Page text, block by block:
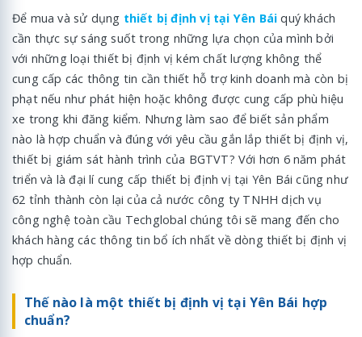
Để mua và sử dụng thiết bị định vị tại Yên Bái quý khách
cần thực sự sáng suốt trong những lựa chọn của mình bởi
với những loại thiết bị định vị kém chất lượng không thể
cung cấp các thông tin cần thiết hỗ trợ kinh doanh mà còn bị
phạt nếu như phát hiện hoặc không được cung cấp phù hiệu
xe trong khi đăng kiểm. Nhưng làm sao để biết sản phẩm
nào là hợp chuẩn và đúng với yêu cầu gắn lắp thiết bị định vị,
thiết bị giám sát hành trình của BGTVT? Với hơn 6 năm phát
triển và là đại lí cung cấp thiết bị định vị tại Yên Bái cũng như
62 tỉnh thành còn lại của cả nước công ty TNHH dịch vụ
công nghệ toàn cầu Techglobal chúng tôi sẽ mang đến cho
khách hàng các thông tin bổ ích nhất về dòng thiết bị định vị
hợp chuẩn.
Thế nào là một thiết bị định vị tại Yên Bái hợp
chuẩn?